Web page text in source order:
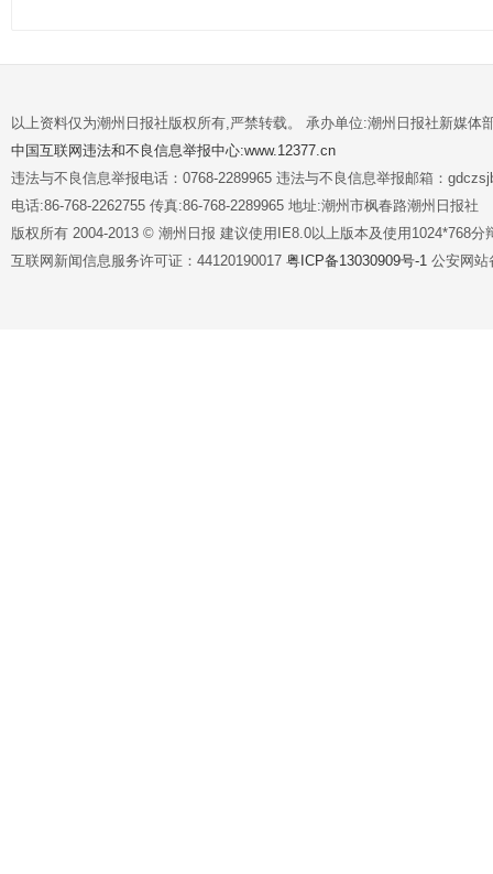
以上资料仅为潮州日报社版权所有,严禁转载。 承办单位:潮州日报社新媒体
中国互联网违法和不良信息举报中心:www.12377.cn
违法与不良信息举报电话：0768-2289965 违法与不良信息举报邮箱：
电话:86-768-2262755 传真:86-768-2289965 地址:潮州市枫春路潮州日报社
版权所有 2004-2013 © 潮州日报 建议使用IE8.0以上版本及使用1024*768分
互联网新闻信息服务许可证：44120190017 粤ICP备13030909号-1 公安网站